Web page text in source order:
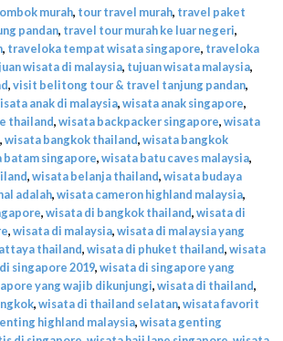
murah, tour travel murah, travel paket
pandan, travel tour murah ke luar negeri,
, traveloka tempat wisata singapore, traveloka
wisata di malaysia, tujuan wisata malaysia,
,visit belitong tour & travel tanjung pandan,
anak di malaysia,wisata anak singapore,
thailand,wisata backpacker singapore,wisata
,wisata bangkok thailand,wisata bangkok
batam singapore,wisata batu caves malaysia,
,wisata belanja thailand,wisata budaya
adalah,wisata cameron highland malaysia,
,wisata di bangkok thailand,wisata di
,wisata di malaysia,wisata di malaysia yang
thailand,wisata di phuket thailand,wisata
singapore 2019,wisata di singapore yang
yang wajib dikunjungi,wisata di thailand,
,wisata di thailand selatan,wisata favorit
highland malaysia,wisata genting